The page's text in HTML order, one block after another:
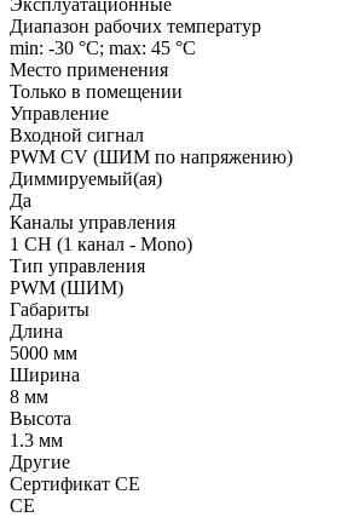
Диапазон рабочих температур
min: -30 °C; max: 45 °C
Место применения
Только в помещении
Управление
Входной сигнал
PWM СV (ШИМ по напряжению)
Диммируемый(ая)
Да
Каналы управления
1 CH (1 канал - Mono)
Тип управления
PWM (ШИМ)
Габариты
Длина
5000 мм
Ширина
8 мм
Высота
1.3 мм
Другие
Сертификат CE
CE